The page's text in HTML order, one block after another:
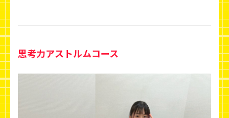
思考力アストルムコース